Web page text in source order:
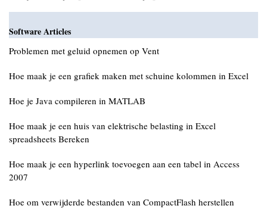
Software Articles
Problemen met geluid opnemen op Vent
Hoe maak je een grafiek maken met schuine kolommen in Excel
Hoe je Java compileren in MATLAB
Hoe maak je een huis van elektrische belasting in Excel
spreadsheets Bereken
Hoe maak je een hyperlink toevoegen aan een tabel in Access
2007
Hoe om verwijderde bestanden van CompactFlash herstellen